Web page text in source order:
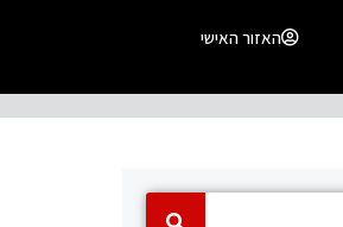
האזור האישי